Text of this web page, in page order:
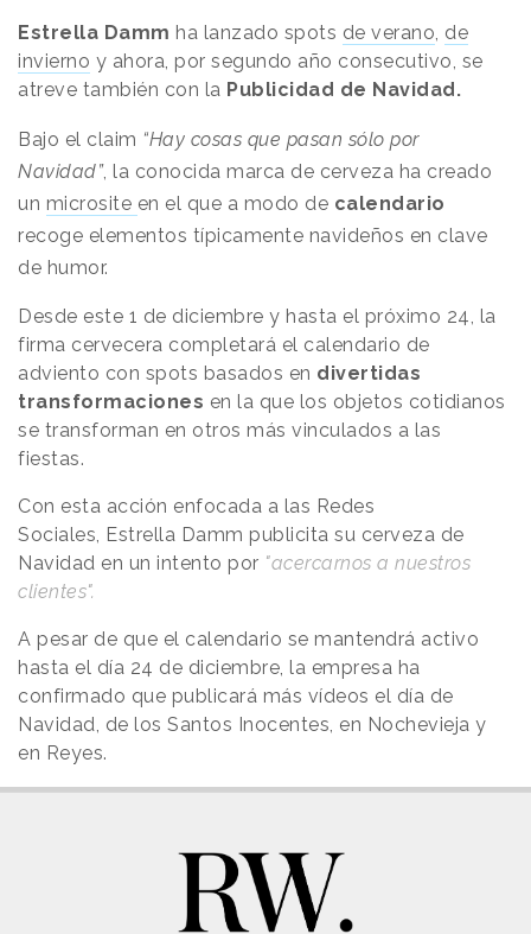
Estrella Damm ha lanzado spots de verano, de
invierno y ahora, por segundo año consecutivo, se
atreve también con la Publicidad de Navidad.
Bajo el claim “Hay cosas que pasan sólo por
Navidad”, la conocida marca de cerveza ha creado
un microsite en el que a modo de calendario
recoge elementos típicamente navideños en clave
de humor.
Desde este 1 de diciembre y hasta el próximo 24, la
firma cervecera completará el calendario de
adviento con spots basados en divertidas
transformaciones en la que los objetos cotidianos
se transforman en otros más vinculados a las
fiestas.
Con esta acción enfocada a las Redes
Sociales, Estrella Damm publicita su cerveza de
Navidad en un intento por "acercarnos a nuestros
clientes".
A pesar de que el calendario se mantendrá activo
hasta el día 24 de diciembre, la empresa ha
confirmado que publicará más vídeos el día de
Navidad, de los Santos Inocentes, en Nochevieja y
en Reyes.